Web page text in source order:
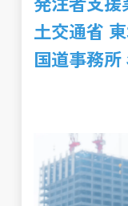
土交通省
国道事務